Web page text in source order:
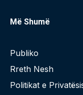
Më Shumë
Publiko
Rreth Nesh
Politikat e